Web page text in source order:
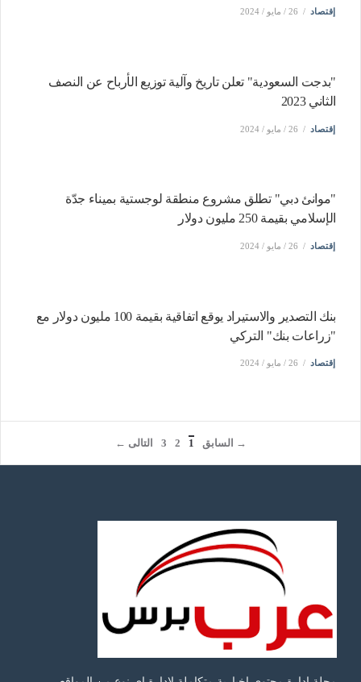
إقتصاد 26 / مايو / 2024
"بدجت السعودية" تعلن تاريخ وآلية توزيع الأرباح عن النصف
الثاني 2023
إقتصاد 26 / مايو / 2024
"موانئ دبي" تطلق مشروع منطقة لوجستية بميناء جدّة
الإسلامي بقيمة 250 مليون دولار
إقتصاد 26 / مايو / 2024
بنك التصدير والاستيراد يوقع اتفاقية بقيمة 100 مليون دولار مع
"زراعات بنك" التركي
إقتصاد 26 / مايو / 2024
→ السابق 1
2
3 التالى ←